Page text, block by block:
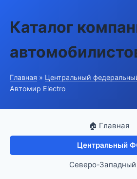
Каталог
Главная » Центральный
Автомир Electro
🏠 Главная
Центральный
Северо-